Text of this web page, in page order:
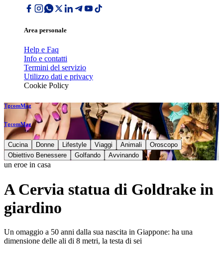
Area personale
Help e Faq
Info e contatti
Termini del servizio
Utilizzo dati e privacy
Cookie Policy
TgcomMag
TgcomMag
Cucina Donne Lifestyle Viaggi Animali
Oroscopo
Obiettivo Benessere
Golfando Avvinando
un eroe in casa
A Cervia statua di Goldrake in
giardino
Un omaggio a 50 anni dalla sua nascita in Giappone: ha una
dimensione delle ali di 8 metri, la testa di sei